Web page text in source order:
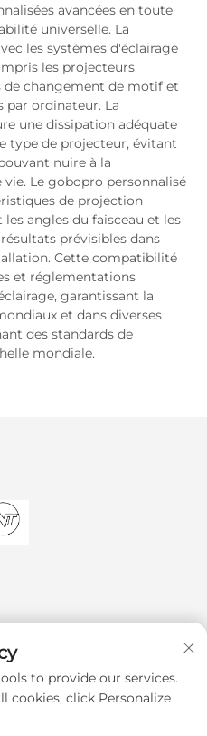
avancées en toute
universelle. La
les systèmes d'éclairage
les projecteurs
changement de motif et
par ordinateur. La
une dissipation adéquate
type de projecteur, évitant
nuire à la
Le gobopro personnalisé
de projection
angles du faisceau et les
prévisibles dans
Cette compatibilité
et réglementations
garantissant la
et dans diverses
des standards de
mondiale.
S'abonner
to provide our services.
cookies, click Personalize